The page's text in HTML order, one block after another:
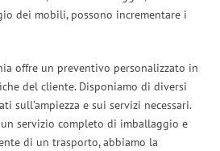
dei mobili, possono incrementare i
offre un preventivo personalizzato in
del cliente. Disponiamo di diversi
sull’ampiezza e sui servizi necessari.
servizio completo di imballaggio e
di un trasporto, abbiamo la